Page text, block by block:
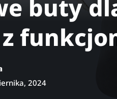
buty
2024